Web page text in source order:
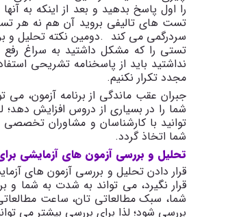
را اول پاسخ بدهید و بعد از اینکه به
تست های تالیفی بروید آن هم نه هر
سردرگمی می کند .دومین نکته تحلیل
تستی را که مشکل داشتید به سراغ رفع
نداشتید باید از پاسخنامه تشریحی
مجدد تکرار نکنیم.
جبران عقب ماندگی از برنامه آزمون، می
شما را در بسیاری از دروس افزایش دهد؛
شما اتخاذ گردد.
تحلیل و بررسی آزمون های آزمایشی
قرار دادن تحلیل و بررسی آزمون های
قرار نگیرد، می تواند به شدت به شما و
شما، سبک مطالعاتی تان، ساعت